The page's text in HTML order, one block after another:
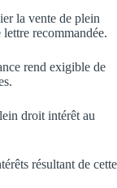
la vente de plein
recommandée.
rend exigible de
droit intérêt au
résultant de cette